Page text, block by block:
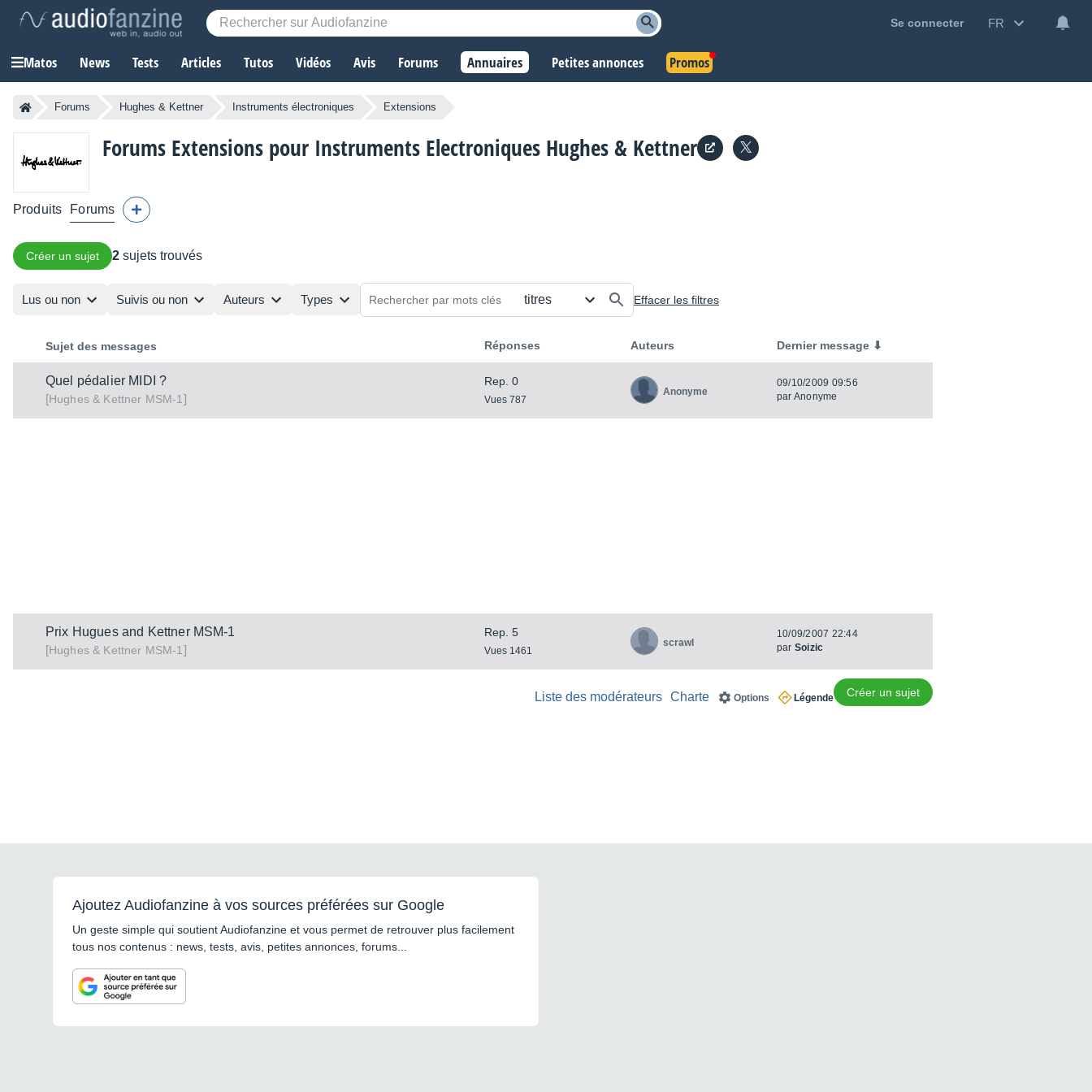
Se connecter FR
Matos News Tests Articles Tutos Vidéos Avis Forums Annuaires Petites annonces Promos
Forums Hughes & Kettner Instruments électroniques Extensions
Forums Extensions pour Instruments Electroniques Hughes & Kettner
Produits Forums
Créer un sujet 2 sujets trouvés
Lus ou non Suivis ou non Auteurs Types Effacer les filtres
Sujet des messages Réponses Auteurs Dernier message ⬇
Quel pédalier MIDI ?
[Hughes & Kettner MSM-1 ]
Rep. 0
Vues 787
Anonyme
09/10/2009 09:56
par Anonyme
Prix Hugues and Kettner MSM-1
[Hughes & Kettner MSM-1 ]
Rep. 5
Vues 1461
scrawl
10/09/2007 22:44
par Soizic
Créer un sujet
Légende
Options
Charte
Liste des modérateurs
Ajoutez Audiofanzine à vos sources préférées sur Google
Un geste simple qui soutient Audiofanzine et vous permet de retrouver plus facilement
tous nos contenus : news, tests, avis, petites annonces, forums...